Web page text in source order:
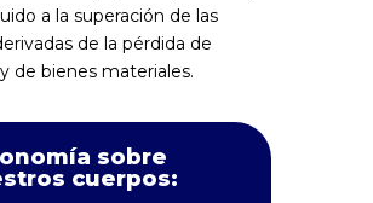
a la superación de las
de la pérdida de
de bienes materiales.
sobre
cuerpos: